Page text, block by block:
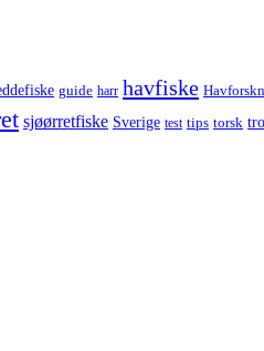
guide harr havfiske
sjøørretfiske Sverige test tips torsk